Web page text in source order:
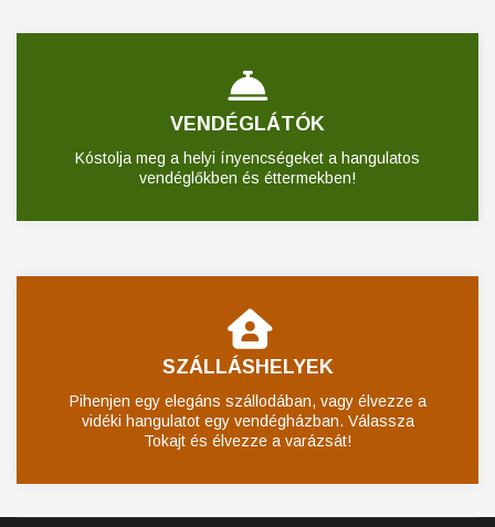
VENDÉGLÁTÓK
Kóstolja meg a helyi ínyencségeket a hangulatos
vendéglőkben és éttermekben!
SZÁLLÁSHELYEK
Pihenjen egy elegáns szállodában, vagy élvezze a
vidéki hangulatot egy vendégházban. Válassza
Tokajt és élvezze a varázsát!